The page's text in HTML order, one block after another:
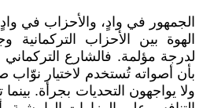
الجمهور في وادٍ، والأحزاب في
الهوة بين الأحزاب
لدرجة مؤلمة. فالشارع التركماني
بأن أصواته تُستخدم لاختيار نوّاب
ولا يواجهون التحديات بجرأة.